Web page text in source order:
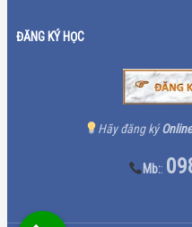
ĐĂNG KÝ HỌC
Hãy đăng ký
Mb::